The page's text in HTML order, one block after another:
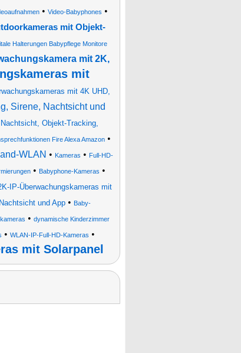
• Video-Babyphones •
mit Objekt-
Halterungen Babypflege Monitore
mit 2K,
mit
mit 4K UHD,
Sirene, Nachtsicht und
Objekt-Tracking,
Fire Alexa Amazon•
WLAN • Kameras • Full-HD-
• Babyphone-Kameras •
IP-Überwachungskameras mit
und App• Baby-
• dynamische Kinderzimmer
• WLAN-IP-Full-HD-Kameras •
mit Solarpanel